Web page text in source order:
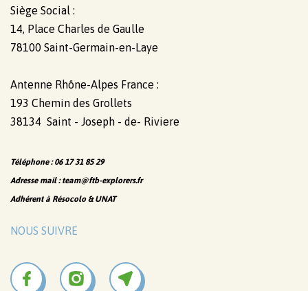
Siège Social :
14, Place Charles de Gaulle
78100 Saint-Germain-en-Laye
Antenne Rhône-Alpes France :
193 Chemin des Grollets
38134 Saint - Joseph - de- Riviere
Téléphone : 06 17 31 85 29
Adresse mail : team@ftb-explorers.fr
Adhérent à Résocolo & UNAT
NOUS SUIVRE